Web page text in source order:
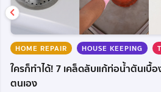
HOME REPAIR HOUSE KEEPING
ใครก็ทำได้! 7 เคล็ดลับแก้ท่อน้ำตันเบื้
ตนเอง